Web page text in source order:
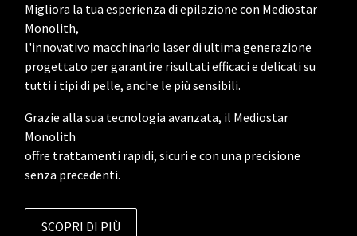
Migliora la tua esperienza di epilazione con Mediostar
Monolith,
l'innovativo macchinario laser di ultima generazione
progettato per garantire risultati efficaci e delicati su
tutti i tipi di pelle, anche le più sensibili.
Grazie alla sua tecnologia avanzata, il Mediostar
Monolith
offre trattamenti rapidi, sicuri e con una precisione
senza precedenti.
SCOPRI DI PIÙ